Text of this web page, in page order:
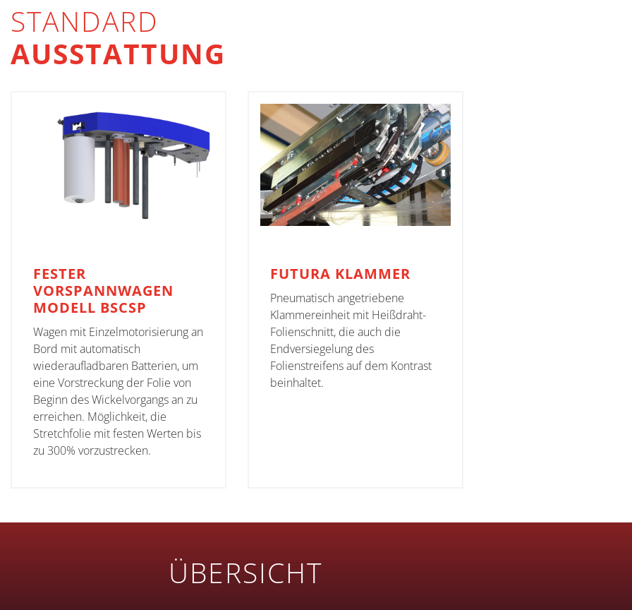
STANDARD
AUSSTATTUNG
FESTER
VORSPANNWAGEN
MODELL BSCSP
Wagen mit Einzelmotorisierung an
Bord mit automatisch
wiederaufladbaren Batterien, um
eine Vorstreckung der Folie von
Beginn des Wickelvorgangs an zu
erreichen. Möglichkeit, die
Stretchfolie mit festen Werten bis
zu 300% vorzustrecken.
FUTURA KLAMMER
Pneumatisch angetriebene
Klammereinheit mit Heißdraht-
Folienschnitt, die auch die
Endversiegelung des
Folienstreifens auf dem Kontrast
beinhaltet.
ÜBERSICHT